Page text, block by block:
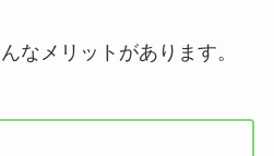
なメリットがあります。